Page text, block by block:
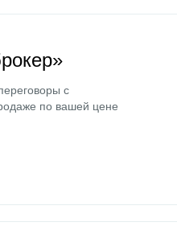
с
по вашей цене